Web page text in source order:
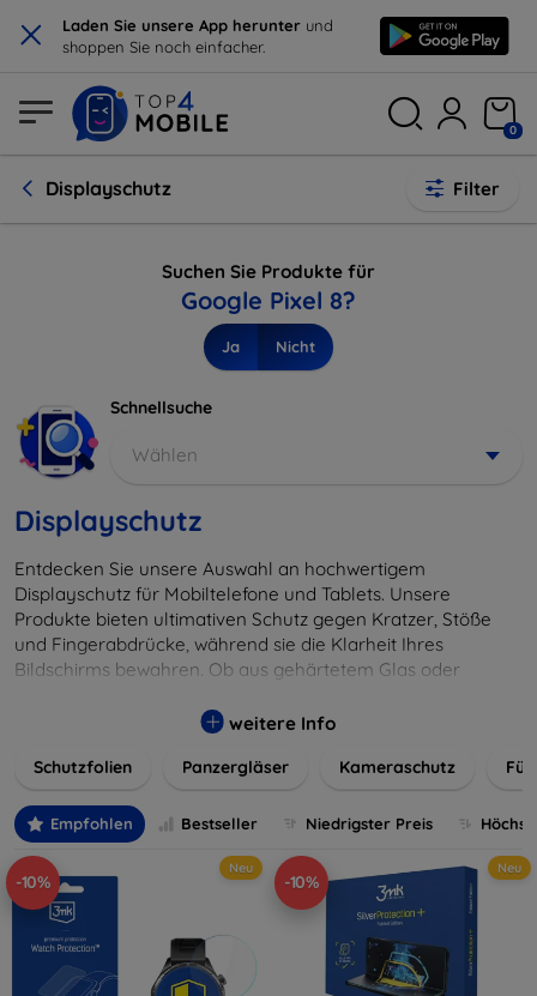
× Laden Sie unsere App herunter und
shoppen Sie noch einfacher.
0
Displayschutz Filter
Suchen Sie Produkte für
Google Pixel 8?
Ja Nicht
Schnellsuche
Wählen
Displayschutz
Entdecken Sie unsere Auswahl an hochwertigem
Displayschutz für Mobiltelefone und Tablets. Unsere
Produkte bieten ultimativen Schutz gegen Kratzer, Stöße
und Fingerabdrücke, während sie die Klarheit Ihres
Bildschirms bewahren. Ob aus gehärtetem Glas oder
installieren und passgenau für jedes Gerät, um eine
wertvolles Gerät mit unseren langlebigen und zuverlässigen
digitales Erlebnis.
weitere Info
Schutzfolien Panzergläser Kameraschutz
Empfohlen Bestseller Niedrigster Preis
-10%
Neu
-10%
Neu